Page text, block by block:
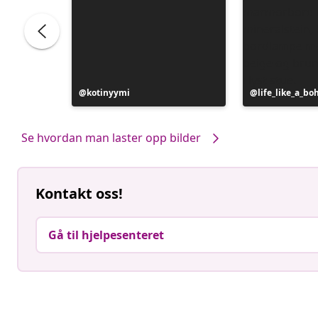
Innlegg
publisert
kotinyymi
Innlegg
publisert
Se hvordan man laster opp bilder
Kontakt oss!
Gå til hjelpesenteret